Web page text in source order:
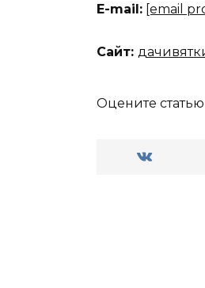
Е-mail: [email
Сайт:
Оцените статью